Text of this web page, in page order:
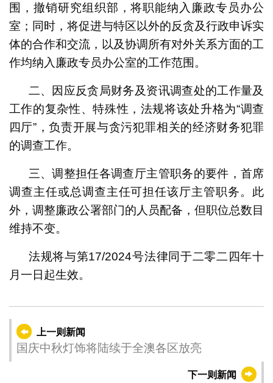
围，撤销研究组织部，将职能纳入廉政专员办公
室；同时，将促进与特区以外的反贪及行政申诉实
体的合作和交流，以及协调所有对外关系方面的工
作均纳入廉政专员办公室的工作范围。
二、因应反贪局财务及资讯调查处的工作量及
工作的复杂性、特殊性，法规将该处升格为“调查
四厅”，负责开展与贪污犯罪相关的经济财务犯罪
的调查工作。
三、调整担任各调查厅主管职务的要件，首席
调查主任或总调查主任可担任该厅主管职务。此
外，调整廉政公署部门的人员配备，但职位总数目
维持不变。
法规将与第17/2024号法律同于二零二四年十
月一日起生效。
上一则新闻
国庆中秋灯饰将陆续于全澳各区放亮
下一则新闻